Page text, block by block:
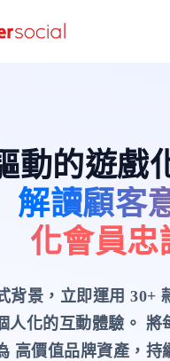
動的遊戲
解讀顧客
化會員忠
背景，立即運用 30+
人化的互動體驗。 將
高價值品牌資產，持